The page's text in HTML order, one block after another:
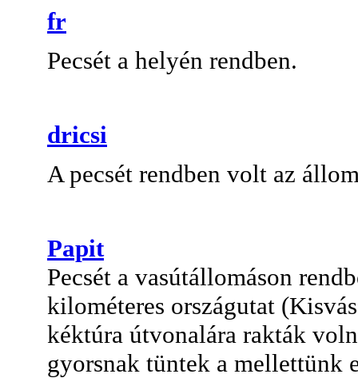
fr
Pecsét a helyén rendben.
dricsi
A pecsét rendben volt az
Papit
Pecsét a vasútállomáson
kilométeres országutat
kéktúra útvonalára rakták
gyorsnak tüntek a mellettünk